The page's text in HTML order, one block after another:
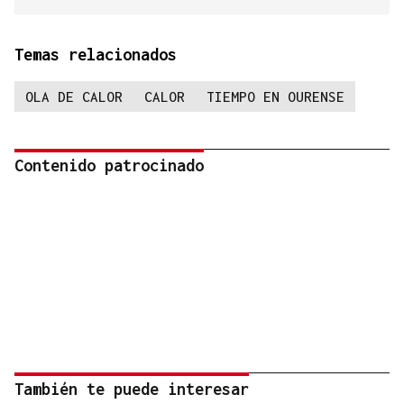
Temas relacionados
OLA DE CALOR CALOR TIEMPO EN OURENSE
Contenido patrocinado
También te puede interesar